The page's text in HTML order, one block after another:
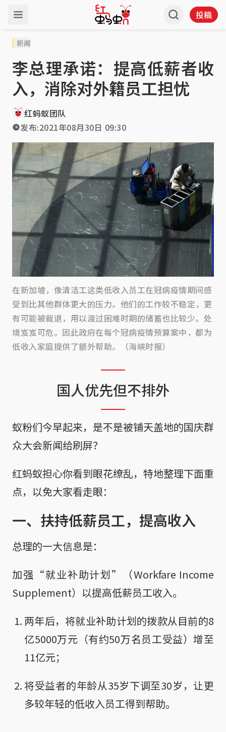
投稿
新闻
李总理承诺：提高低薪者收
入，消除对外籍员工担忧
红蚂蚁团队
发布:2021年08月30日 09:30
在新加坡，像清洁工这类低收入员工在冠病疫情期间感
受到比其他群体更大的压力。他们的工作较不稳定，更
有可能被裁退，用以渡过困难时期的储蓄也比较少。处
境岌岌可危。因此政府在每个冠病疫情预算案中，都为
低收入家庭提供了额外帮助。（海峡时报）
国人优先但不排外
蚁粉们今早起来，是不是被铺天盖地的国庆群
众大会新闻给刷屏？
红蚂蚁担心你看到眼花缭乱，特地整理下面重
点，以免大家看走眼：
一、扶持低薪员工，提高收入
总理的一大信息是：
加强“就业补助计划”（Workfare Income
Supplement）以提高低薪员工收入。
两年后，将就业补助计划的拨款从目前的8
亿5000万元（有约50万名员工受益）增至
11亿元；
将受益者的年龄从35岁下调至30岁，让更
多较年轻的低收入员工得到帮助。